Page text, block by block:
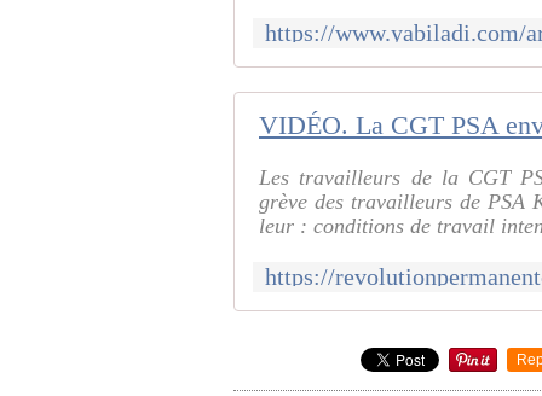
Les travailleurs de la CGT
grève des travailleurs de PSA
leur : conditions de travail